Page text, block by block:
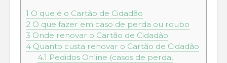
1 O que é o Cartão de Cidadão
2 O que fazer em caso de perda ou roubo
3 Onde renovar o Cartão de Cidadão
4 Quanto custa renovar o Cartão de Cidadão
4.1 Pedidos Online (casos de perda,